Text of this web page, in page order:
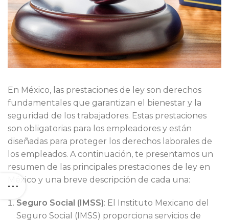
En México, las prestaciones de ley son derechos
fundamentales que garantizan el bienestar y la
seguridad de los trabajadores. Estas prestaciones
son obligatorias para los empleadores y están
diseñadas para proteger los derechos laborales de
los empleados. A continuación, te presentamos un
resumen de las principales prestaciones de ley en
México y una breve descripción de cada una:
Seguro Social (IMSS): El Instituto Mexicano del
Seguro Social (IMSS) proporciona servicios de